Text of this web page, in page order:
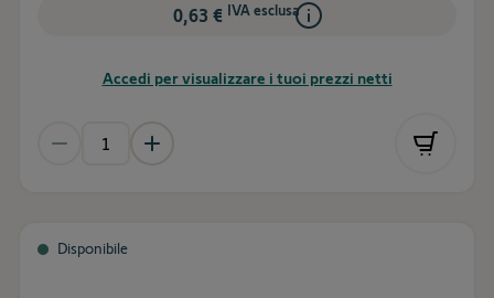
0,63 € IVA esclusa
Accedi per visualizzare i tuoi prezzi netti
Disponibile